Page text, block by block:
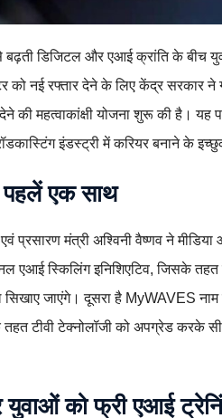
बढ़ती डिजिटल और एआई क्रांति के बीच
को नई रफ्तार देने के लिए केंद्र
की महत्वाकांक्षी योजना शुरू की है।
इंडस्ट्री में करियर बनाने के
पहलें एक साथ
प्रसारण मंत्री अश्विनी वैष्णव ने
एआई स्किलिंग इनिशिएटिव, जिसके
सिखाए जाएंगे। दूसरा है MyWAVES
टीवी टेक्नोलॉजी को अपग्रेड करके
युवाओं को फ्री एआई